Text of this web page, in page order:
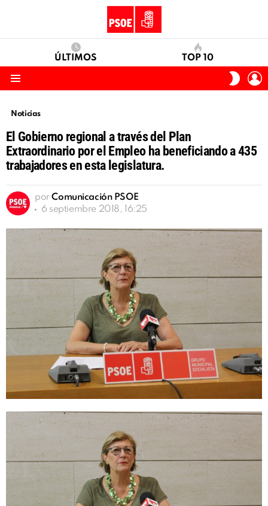
ÚLTIMOS TOP 10
SKIN
Noticias
El Gobierno regional a través del Plan
Extraordinario por el Empleo ha beneficiando a 435
trabajadores en esta legislatura.
por Comunicación PSOE
6 septiembre 2018, 16:25